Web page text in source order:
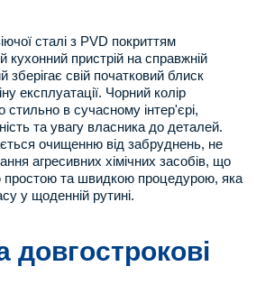
сталі з PVD покриттям
кухонний пристрій на справжній
зберігає свій початковий блиск
експлуатації. Чорний колір
стильно в сучасному інтер'єрі,
та увагу власника до деталей.
очищенню від забруднень, не
агресивних хімічних засобів, що
простою та швидкою процедурою, яка
у щоденній рутині.
довгострокові